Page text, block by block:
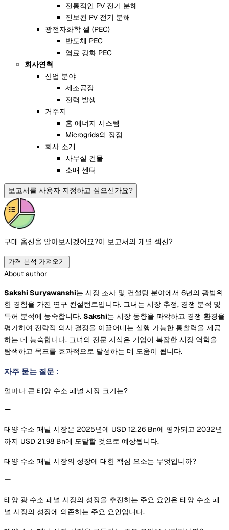
전통적인 PV 전기 분해
진보된 PV 전기 분해
광전자화학 셀 (PEC)
반도체 PEC
염료 강화 PEC
회사연혁
산업 분야
제조공장
전력 발생
거주지
홈 에너지 시스템
Microgrids의 장점
회사 소개
사무실 건물
소매 센터
보고서를 사용자 지정하고 싶으신가요?
구매 옵션을 알아보시겠어요?이 보고서의 개별 섹션?
가격 분석 가져오기
About author
Sakshi Suryawanshi는 시장 조사 및 컨설팅 분야에서 6년의 광범위
한 경험을 가진 연구 컨설턴트입니다. 그녀는 시장 추정, 경쟁 분석 및
특허 분석에 능숙합니다. Sakshi는 시장 동향을 파악하고 경쟁 환경을
평가하여 전략적 의사 결정을 이끌어내는 실행 가능한 통찰력을 제공
하는 데 능숙합니다. 그녀의 전문 지식은 기업이 복잡한 시장 역학을
탐색하고 목표를 효과적으로 달성하는 데 도움이 됩니다.
자주 묻는 질문 :
얼마나 큰 태양 수소 패널 시장 크기는?
태양 수소 패널 시장은 2025년에 USD 12.26 Bn에 평가되고 2032년
까지 USD 21.98 Bn에 도달할 것으로 예상됩니다.
태양 수소 패널 시장의 성장에 대한 핵심 요소는 무엇입니까?
태양 광 수소 패널 시장의 성장을 추진하는 주요 요인은 태양 수소 패
널 시장의 성장에 의존하는 주요 요인입니다.